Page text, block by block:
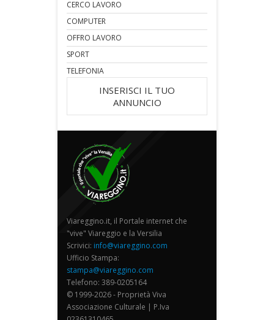
CERCO LAVORO
COMPUTER
OFFRO LAVORO
SPORT
TELEFONIA
INSERISCI IL TUO
ANNUNCIO
Viareggino.it, il Portale internet che
"vive" Viareggio e la Versilia
Scrivici: info@viareggino.com
Ufficio Stampa:
stampa@viareggino.com
Telefono: 389-0205164
© 1999-2026 - Proprietà Viva
Associazione Culturale | P.Iva